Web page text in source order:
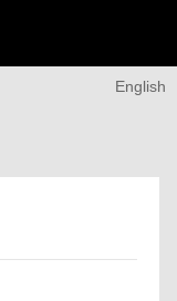
English